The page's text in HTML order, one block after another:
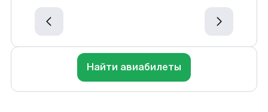
Найти авиабилеты